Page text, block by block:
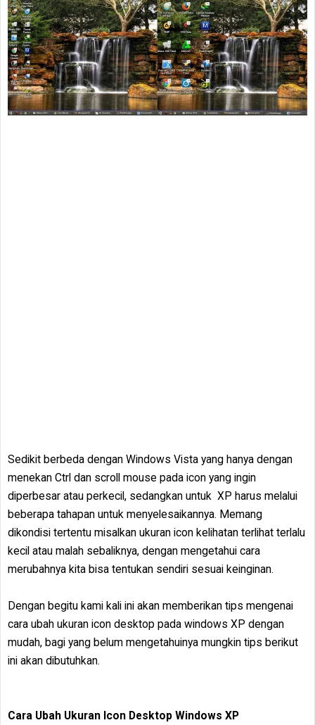
Sedikit berbeda dengan Windows Vista yang hanya dengan
menekan Ctrl dan scroll mouse pada icon yang ingin
diperbesar atau perkecil, sedangkan untuk XP harus melalui
beberapa tahapan untuk menyelesaikannya. Memang
dikondisi tertentu misalkan ukuran icon kelihatan terlihat terlalu
kecil atau malah sebaliknya, dengan mengetahui cara
merubahnya kita bisa tentukan sendiri sesuai keinginan.
Dengan begitu kami kali ini akan memberikan tips mengenai
cara ubah ukuran icon desktop pada windows XP dengan
mudah, bagi yang belum mengetahuinya mungkin tips berikut
ini akan dibutuhkan.
Cara Ubah Ukuran Icon Desktop Windows XP